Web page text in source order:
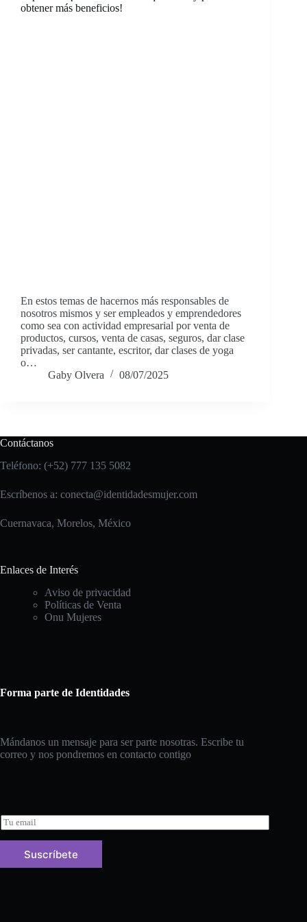
obtener más beneficios!
En estos temas de hacernos más responsables de
nosotros mismos y ser empleados y emprendedores
como sea con actividad empresarial por venta de
productos, cursos, venta de casas, seguros, dar clase
privadas, ser cantante, escritor, dar clases de yoga
o…
Gaby Olvera
08/07/2025
Contáctanos
Teléfono: (+52) 777 135 5082
Escríbenos a: conecta@identidadesmujer.com
Cuernavaca, Morelos, México
Enlaces de Interés
Aviso de privacidad
Políticas de Venta
Onu Mujeres
Forma parte de Identidades
Mándanos un mensaje para ser parte nosotras. Escribe tu
correo y nos pondremos en contacto contigo
E
m
a
l
Suscríbete